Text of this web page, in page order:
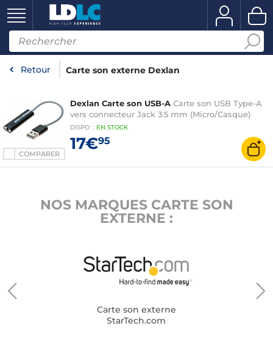
Retour Carte son externe Dexlan
COMPARER
Dexlan Carte son USB-A Carte son USB Type-A
vers connecteur Jack 3.5 mm (Micro/Casque)
DISPO : EN STOCK
17€95
NOS MARQUES CARTE SON
EXTERNE :
Carte son externe
StarTech.com